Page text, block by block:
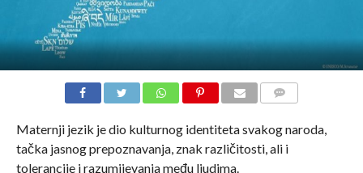
Maternji jezik je dio kulturnog identiteta svakog naroda,
tačka jasnog prepoznavanja, znak različitosti, ali i
tolerancije i razumijevanja među ljudima.